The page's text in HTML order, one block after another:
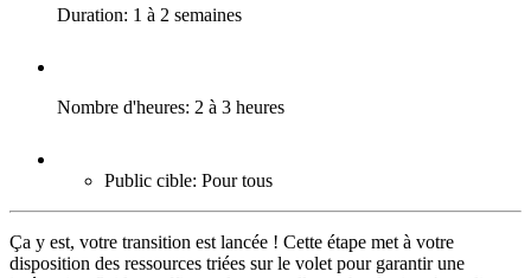
Duration: 1 à 2 semaines
Nombre d'heures: 2 à 3 heures
Public cible: Pour tous
Ça y est, votre transition est lancée ! Cette étape met à votre
disposition des ressources triées sur le volet pour garantir une